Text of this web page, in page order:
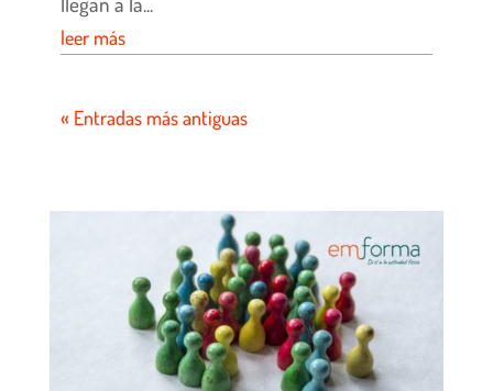
leer más
« Entradas más antiguas